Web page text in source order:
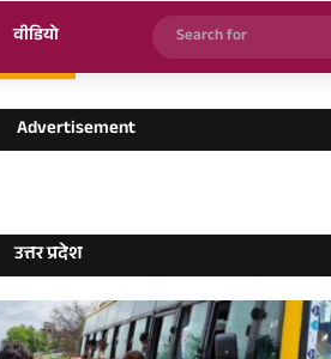
वीडियो
Advertisement
उत्तर प्रदेश